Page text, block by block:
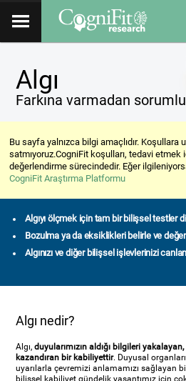
Algı
Farkına varmadan
Bu sayfa yalnızca bilgi amaçlıdır. Koşullara
satmıyoruz.CogniFit koşulları, tedavi
değerlendirme sürecindedir. Eğer
CogniFit Araştırma Platformu
Algıyı ölçmek için tam bir bilişsel testler
Bozulma ya da eksiklikleri belirle ve
Algınızı ve diğer bilişsel işlevlerinizi
Algı nedir?
Algı,duyularımızın aldığı bilgileri
kazandıran bir kabiliyettir. Duyusal
uyarılarla çevremizi anlamamızı sağlayan
bilişsel kabiliyet gündelik yaşantımız için